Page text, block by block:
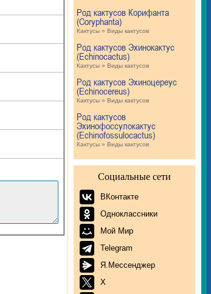
Род кактусов Корифанта
(Coryphanta)
Кактусы » Виды кактусов
Род кактусов Эхинокактус
(Echinocactus)
Кактусы » Виды кактусов
Род кактусов Эхиноцереус
(Echinocereus)
Кактусы » Виды кактусов
Род кактусов
Эхинофоссулокактус
(Echinofossulocactus)
Кактусы » Виды кактусов
Социальные сети
ВКонтакте
Одноклассники
Мой Мир
Telegram
Я.Мессенджер
X